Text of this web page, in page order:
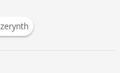
zerynth